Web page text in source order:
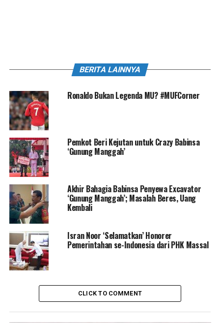
BERITA LAINNYA
Ronaldo Bukan Legenda MU? #MUFCorner
Pemkot Beri Kejutan untuk Crazy Babinsa
‘Gunung Manggah’
Akhir Bahagia Babinsa Penyewa Excavator
‘Gunung Manggah’; Masalah Beres, Uang
Kembali
Isran Noor ‘Selamatkan’ Honorer
Pemerintahan se-Indonesia dari PHK Massal
CLICK TO COMMENT